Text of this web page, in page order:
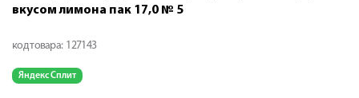
вкусом лимона пак 17,0 № 5
код товара: 127143
Яндекс Сплит